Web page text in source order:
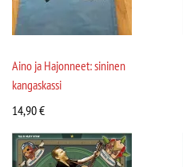
Aino ja Hajonneet: sininen
kangaskassi
14,90€